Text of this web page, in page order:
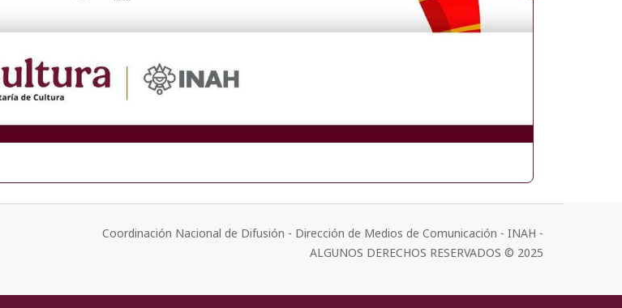
Coordinación Nacional de Difusión - Dirección de Medios de Comunicación - INAH -
ALGUNOS DERECHOS RESERVADOS © 2025